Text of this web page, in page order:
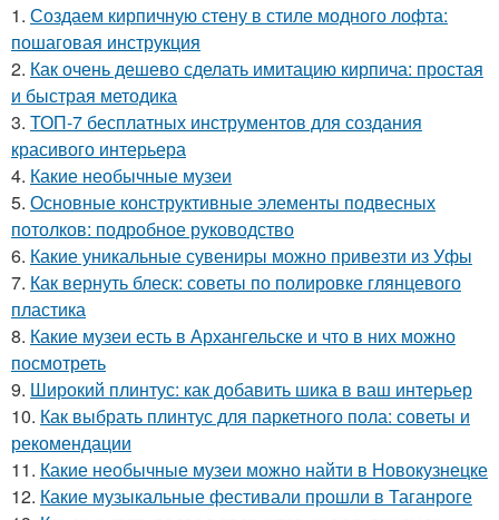
1. Создаем кирпичную стену в стиле модного лофта:
пошаговая инструкция
2. Как очень дешево сделать имитацию кирпича: простая
и быстрая методика
3. ТОП-7 бесплатных инструментов для создания
красивого интерьера
4. Какие необычные музеи
5. Основные конструктивные элементы подвесных
потолков: подробное руководство
6. Какие уникальные сувениры можно привезти из Уфы
7. Как вернуть блеск: советы по полировке глянцевого
пластика
8. Какие музеи есть в Архангельске и что в них можно
посмотреть
9. Широкий плинтус: как добавить шика в ваш интерьер
10. Как выбрать плинтус для паркетного пола: советы и
рекомендации
11. Какие необычные музеи можно найти в Новокузнецке
12. Какие музыкальные фестивали прошли в Таганроге